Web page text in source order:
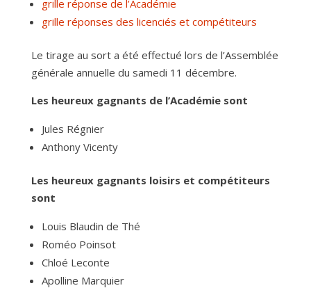
grille réponse de l’Académie
grille réponses des licenciés et compétiteurs
Le tirage au sort a été effectué lors de l’Assemblée
générale annuelle du samedi 11 décembre.
Les heureux gagnants de l’Académie sont
Jules Régnier
Anthony Vicenty
Les heureux gagnants loisirs et compétiteurs
sont
Louis Blaudin de Thé
Roméo Poinsot
Chloé Leconte
Apolline Marquier